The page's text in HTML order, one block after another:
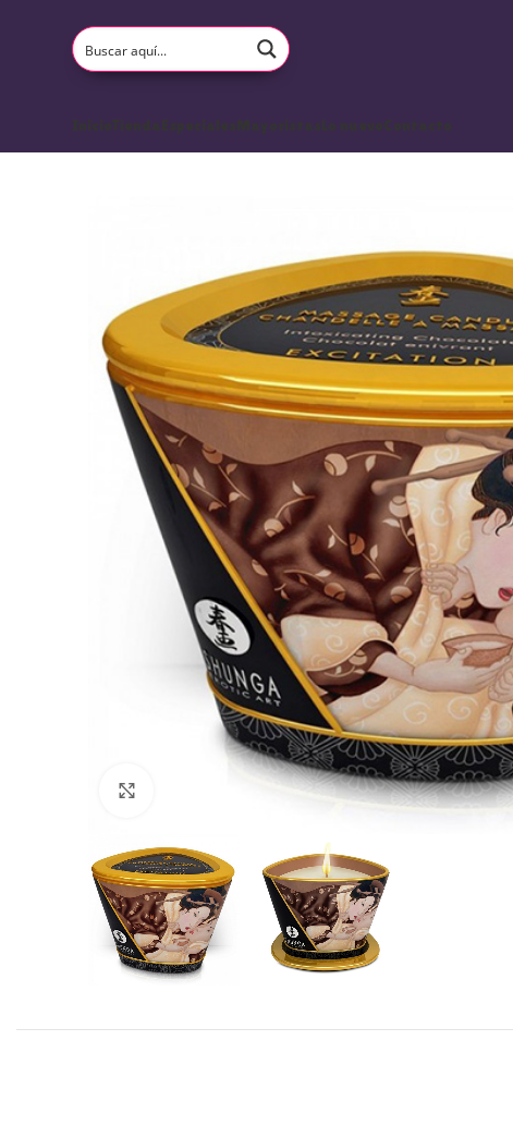
InicioTiendaEspecialesMayoristasLo nuevoContacto
Haga Click para agrandar